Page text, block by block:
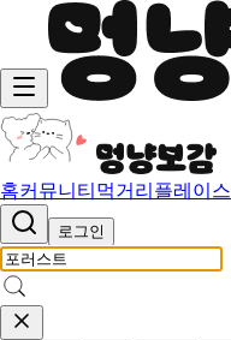
홈커뮤니티 먹거리 플레이스
로그인